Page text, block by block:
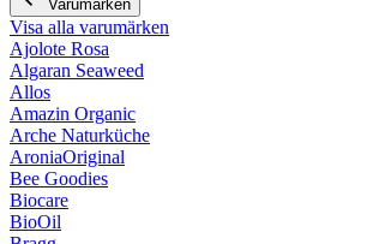
Varumärken
Visa alla varumärken
Ajolote Rosa
Algaran Seaweed
Allos
Amazin Organic
Arche Naturküche
AroniaOriginal
Bee Goodies
Biocare
BioOil